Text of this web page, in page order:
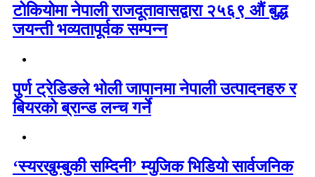
टोकियोमा नेपाली राजदूतावासद्वारा २५६९ औं बुद्ध
जयन्ती भव्यतापूर्वक सम्पन्न
पुर्ण ट्रेडिङले भोली जापानमा नेपाली उत्पादनहरु र
बियरको ब्रान्ड लन्च गर्ने
‘स्यरखुम्बुकी सम्दिनी’ म्युजिक भिडियो सार्वजनिक